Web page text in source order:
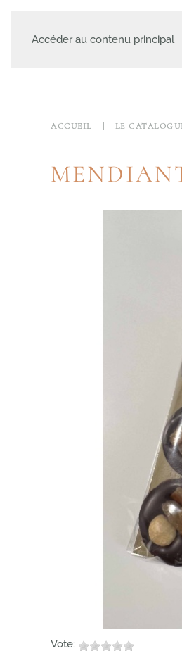
Accéder au contenu principal
A PROPOSLE CATALOGUE
ACCUEIL LE
Vote: